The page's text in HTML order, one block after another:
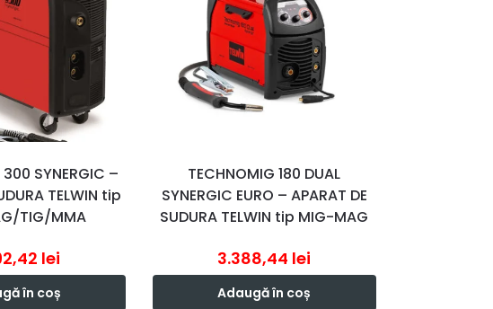
300 SYNERGIC –
TELWIN tip
TIG/MMA
lei
în coș
TECHNOMIG 180 DUAL
SYNERGIC EURO – APARAT DE
SUDURA TELWIN tip MIG-MAG
3.388,44 lei
Adaugă în coș